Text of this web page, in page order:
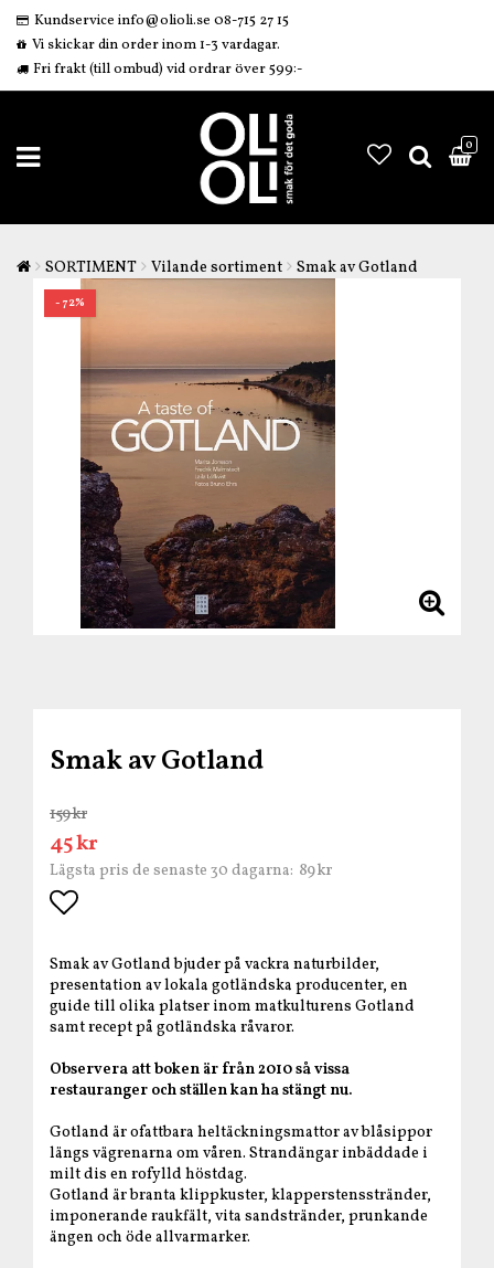
Kundservice info@olioli.se 08-715 27 15
Vi skickar din order inom 1-3 vardagar.
Fri frakt (till ombud) vid ordrar över 599:-
0
SORTIMENT Vilande sortiment Smak av Gotland
- 72%
Smak av Gotland
159 kr
45 kr
Lägsta pris de senaste 30 dagarna 89 kr
Lägg till i favoritlistan
Smak av Gotland bjuder på vackra naturbilder,
presentation av lokala gotländska producenter, en
guide till olika platser inom matkulturens Gotland
samt recept på gotländska råvaror.
Observera att boken är från 2010 så vissa
restauranger och ställen kan ha stängt nu.
Gotland är ofattbara heltäckningsmattor av blåsippor
längs vägrenarna om våren. Strandängar inbäddade i
milt dis en rofylld höstdag.
Gotland är branta klippkuster, klapperstensstränder,
imponerande raukfält, vita sandstränder, prunkande
ängen och öde allvarmarker.